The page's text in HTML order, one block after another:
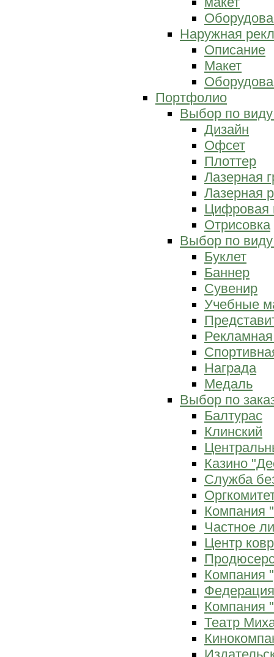
Наружная
Описание
Макет
Портфолио
Выбор по
Дизайн
Офсет
Плоттер
Лазерная
Лазерная
Цифровая
Отрисовка
Выбор по
Буклет
Баннер
Сувенир
Учебные
Награда
Медаль
Выбор по
Балтурас
Клинский
Казино
Служба
Компания
Частное
Центр
Компания
Компания
Театр